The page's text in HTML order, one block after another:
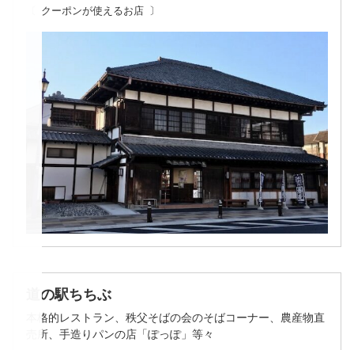
クーポンが使えるお店
道の駅ちちぶ
本格的レストラン、秩父そばの会のそばコーナー、農産物直
売所、手造りパンの店「ぽっぽ」等々